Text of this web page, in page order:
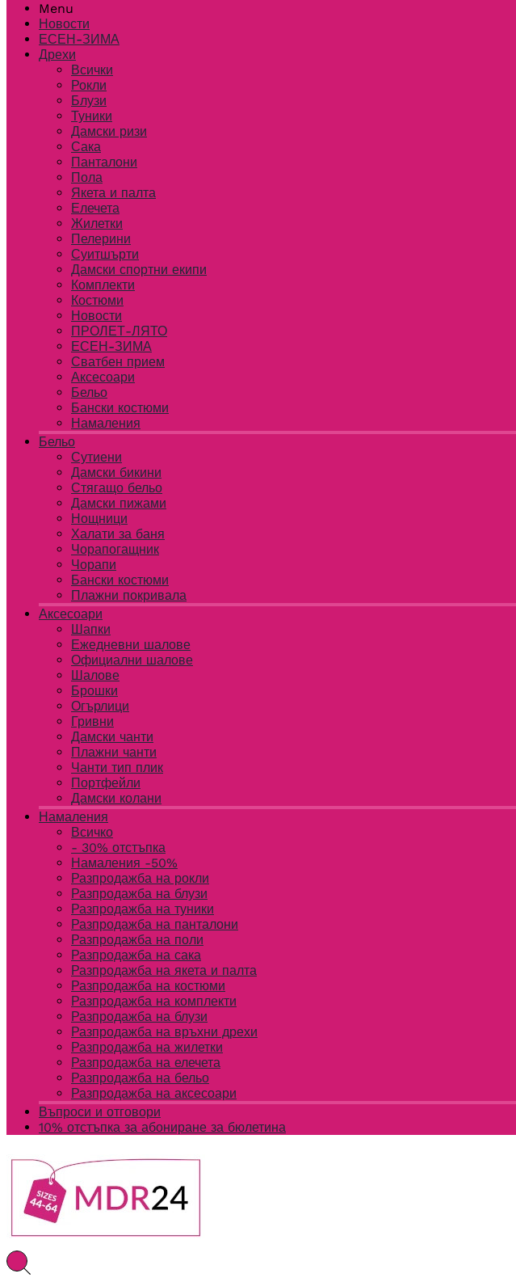
Menu
Новости
ЕСЕН-ЗИМА
Дрехи
Всички
Рокли
Блузи
Туники
Дамски ризи
Сака
Панталони
Пола
Якета и палта
Елечета
Жилетки
Пелерини
Суитшърти
Дамски спортни екипи
Комплекти
Костюми
Новости
ПРОЛЕТ-ЛЯТО
ЕСЕН-ЗИМА
Сватбен прием
Аксесоари
Бельо
Бански костюми
Намаления
Бельо
Сутиени
Дамски бикини
Стягащо бельо
Дамски пижами
Нощници
Халати за баня
Чорапогащник
Чорапи
Бански костюми
Плажни покривала
Аксесоари
Шапки
Ежедневни шалове
Официални шалове
Шалове
Брошки
Огърлици
Гривни
Дамски чанти
Плажни чанти
Чанти тип плик
Портфейли
Дамски колани
Намаления
Всичко
- 30% отстъпка
Намаления -50%
Разпродажба на рокли
Разпродажба на блузи
Разпродажба на туники
Разпродажба на панталони
Разпродажба на поли
Разпродажба на сака
Разпродажба на якета и палта
Разпродажба на костюми
Разпродажба на комплекти
Разпродажба на блузи
Разпродажба на връхни дрехи
Разпродажба на жилетки
Разпродажба на елечета
Разпродажба на бельо
Разпродажба на аксесоари
Въпроси и отговори
10% отстъпка за абониране за бюлетина